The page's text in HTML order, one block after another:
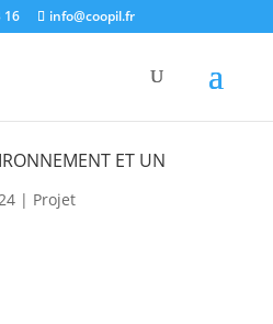
16 info@coopil.fr
ET UN
| Projet